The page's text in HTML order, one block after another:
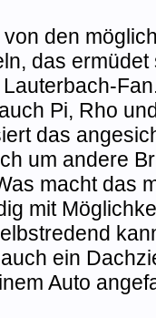
den
das
Pi, Rho
das
um andere
macht das
mit
ein
Auto